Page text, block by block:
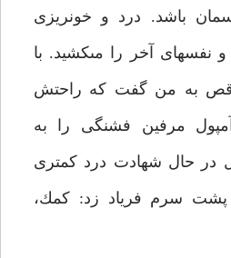
باشد. درد و خونريزى
و نفس‏هاى آخر را مى‏كشيد. با
به من گفت كه راحتش
مرفين فشنگى را به
در حال شهادت درد كمترى
پشت سرم فرياد زد: كمك،